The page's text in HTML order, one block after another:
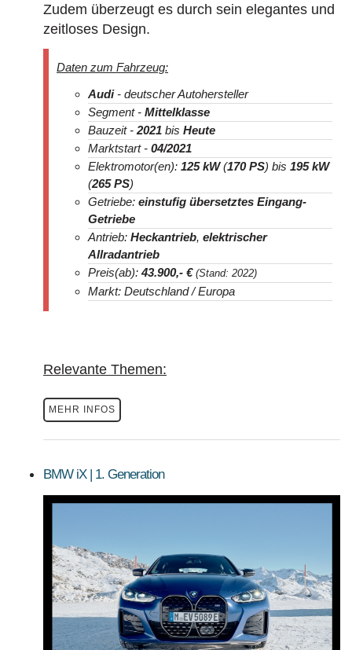
Zudem überzeugt es durch sein elegantes und
zeitloses Design.
Daten zum Fahrzeug:
Audi- deutscher Autohersteller
Segment - Mittelklasse
Bauzeit - 2021 bis Heute
Marktstart - 04/2021
Elektromotor(en): 125 kW(170 PS) bis 195 kW
(265 PS)
Getriebe: einstufig übersetztes Eingang-
Getriebe
Antrieb: Heckantrieb, elektrischer
Allradantrieb
Preis(ab):43.900,- € (Stand: 2022)
Markt: Deutschland / Europa
Relevante Themen:
MEHR INFOS
BMW iX | 1. Generation